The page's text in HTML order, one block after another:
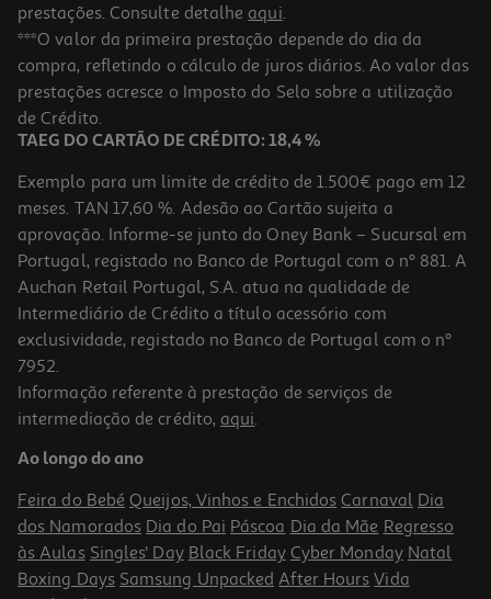
4.6
Tapete Rato Gaming Steelseries Qck Large
24.99 €/un
24,99 €
4.8
Tapete Rato Gaming Hyperx Pulsefire Mat Xl
34.99 €/un
34,99 €
prestações. Consulte detalhe aqui.
***O valor da primeira prestação depende do dia da
compra, refletindo o cálculo de juros diários. Ao valor das
prestações acresce o Imposto do Selo sobre a utilização
de Crédito.
TAEG DO CARTÃO DE CRÉDITO: 18,4 %
Exemplo para um limite de crédito de 1.500€ pago em 12
meses. TAN 17,60 %. Adesão ao Cartão sujeita a
aprovação. Informe-se junto do Oney Bank – Sucursal em
Portugal, registado no Banco de Portugal com o nº 881. A
Auchan Retail Portugal, S.A. atua na qualidade de
Intermediário de Crédito a título acessório com
exclusividade, registado no Banco de Portugal com o nº
7952.
Informação referente à prestação de serviços de
intermediação de crédito, aqui.
Ao longo do ano
Feira do Bebé Queijos, Vinhos e Enchidos Carnaval Dia
dos Namorados Dia do Pai Páscoa Dia da Mãe Regresso
às Aulas Singles' Day Black Friday Cyber Monday Natal
Boxing Days Samsung Unpacked After Hours Vida